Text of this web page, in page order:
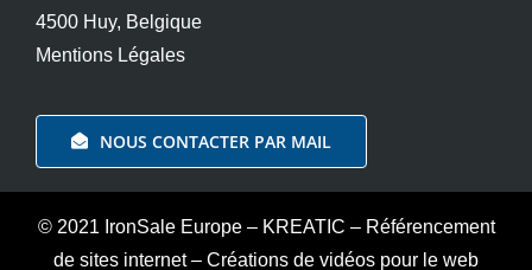
4500 Huy, Belgique
Mentions Légales
NOUS CONTACTER PAR MAIL
© 2021 IronSale Europe– KREATIC – Référencement
de sites internet– Créations de vidéos pour le web